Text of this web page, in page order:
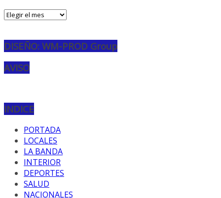
Archivos
DISEÑO: WM-PROD Group
AVISO
INDICE
PORTADA
LOCALES
LA BANDA
INTERIOR
DEPORTES
SALUD
NACIONALES